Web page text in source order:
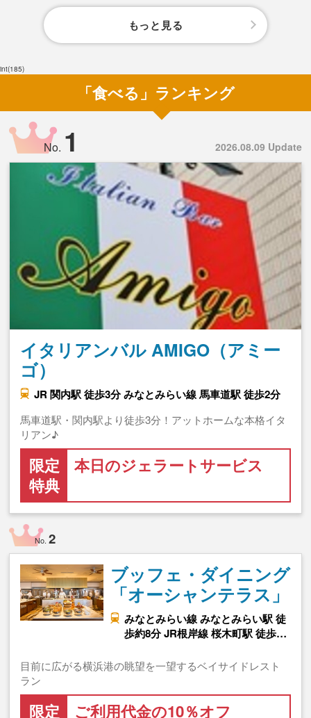
もっと見る
int(185)
「食べる」ランキング
2026.08.09 Update
No. 1
イタリアンバル AMIGO（アミー
ゴ）
JR 関内駅 徒歩3分 みなとみらい線 馬車道駅 徒歩2分
馬車道駅・関内駅より徒歩3分！アットホームな本格イタ
リアン♪
限定
特典
本日のジェラートサービス
No.2
ブッフェ・ダイニング
「オーシャンテラス」
みなとみらい線 みなとみらい駅 徒
歩約8分 JR根岸線 桜木町駅 徒歩…
目前に広がる横浜港の眺望を一望するベイサイドレスト
ラン
限定 ご利用代金の10％オフ